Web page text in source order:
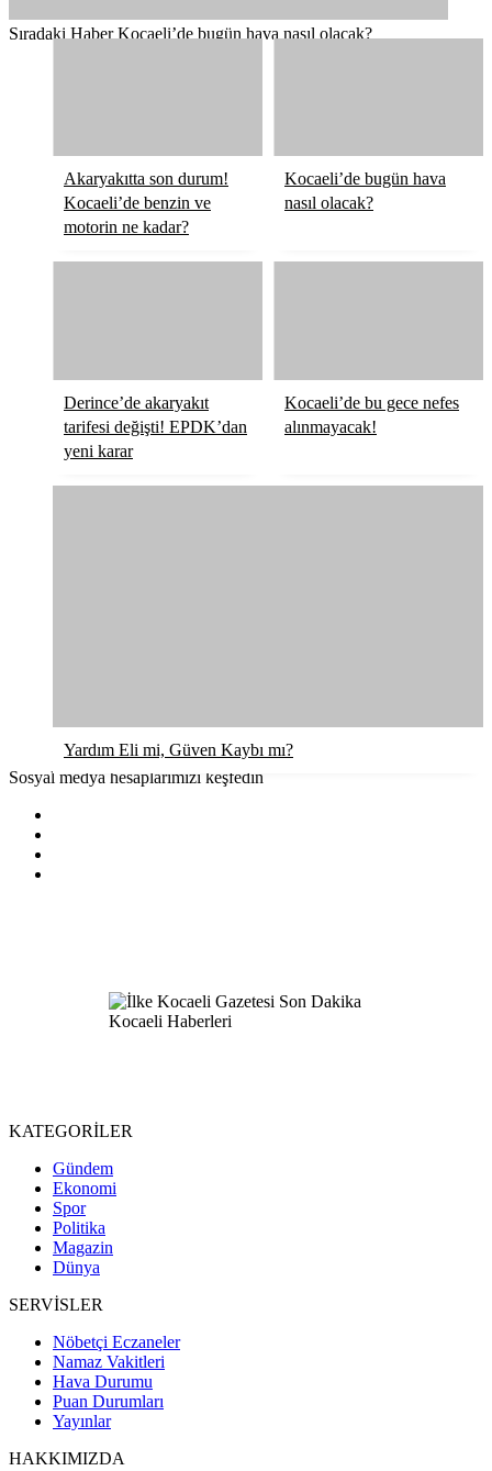
Sıradaki Haber Kocaeli’de bugün hava nasıl olacak?
Akaryakıtta son durum!
Kocaeli’de benzin ve
motorin ne kadar?
Kocaeli’de bugün hava
nasıl olacak?
Derince’de akaryakıt
tarifesi değişti! EPDK’dan
yeni karar
Kocaeli’de bu gece nefes
alınmayacak!
Yardım Eli mi, Güven Kaybı mı?
Sosyal medya hesaplarımızı keşfedin
KATEGORİLER
Gündem
Ekonomi
Spor
Politika
Magazin
Dünya
SERVİSLER
Nöbetçi Eczaneler
Namaz Vakitleri
Hava Durumu
Puan Durumları
Yayınlar
HAKKIMIZDA